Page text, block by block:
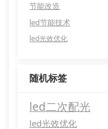
节能改造
led节能技术
led光效优化
随机标签
led二次配光
led光效优化